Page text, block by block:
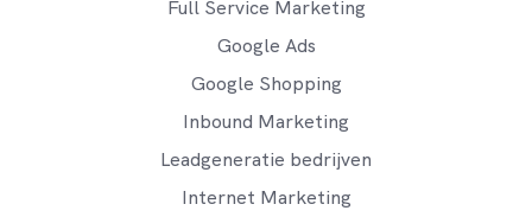
Full Service Marketing
Google Ads
Google Shopping
Inbound Marketing
Leadgeneratie bedrijven
Internet Marketing